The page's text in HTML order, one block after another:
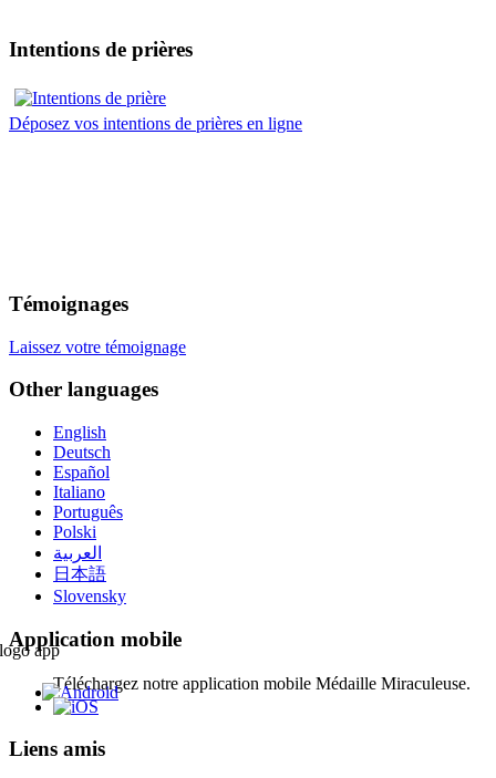
Intentions de prières
Déposez vos intentions de prières en ligne
Témoignages
Laissez votre témoignage
Other languages
English
Deutsch
Español
Italiano
Português
Polski
العربية
日本語
Slovensky
Application mobile
Téléchargez notre application mobile Médaille Miraculeuse.
Liens amis